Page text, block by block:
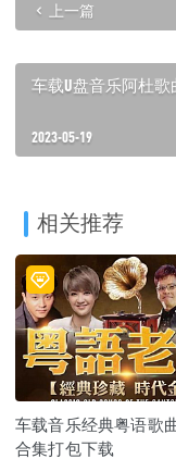
上一篇
车载U盘音乐阿杜
2023-05-19
相关推荐
车载音乐经典粤语歌
合集打包下载